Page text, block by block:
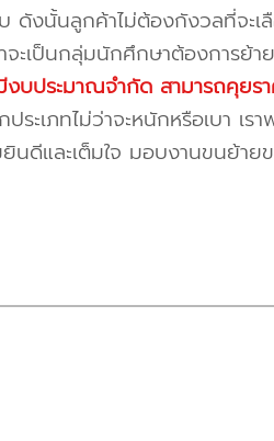
ดังนั้นลูกค้าไม่ต้องกังวลที่จะเ
าจะเป็นกลุ่มนักศึกษาต้องการย้
บประมาณจำกัด สามารถคุยร
ะเภทไม่ว่าจะหนักหรือเบา เรา
ดีและเต็มใจ มอบงานขนย้ายข